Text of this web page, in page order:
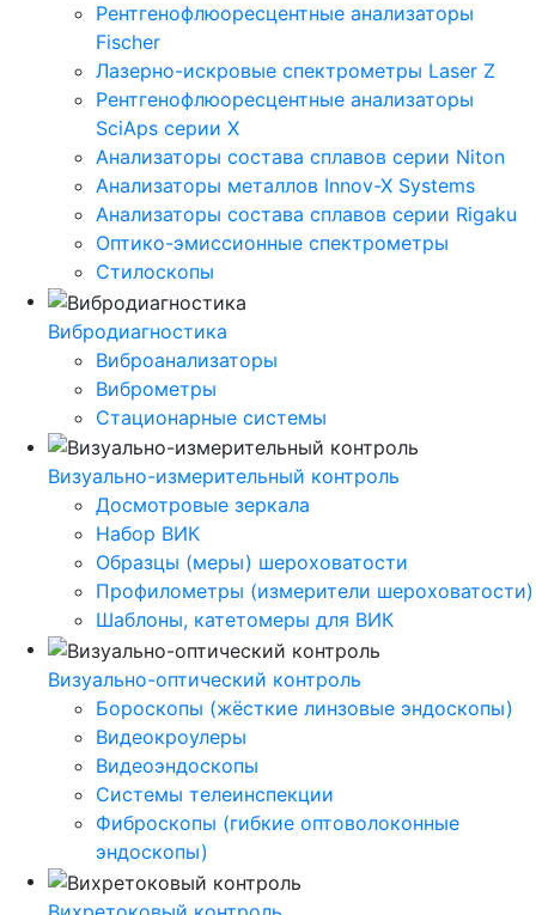
Рентгенофлюоресцентные анализаторы
Fischer
Лазерно-искровые спектрометры Laser Z
Рентгенофлюоресцентные анализаторы
SciAps серии Х
Анализаторы состава сплавов серии Niton
Анализаторы металлов Innov-X Systems
Анализаторы состава сплавов серии Rigaku
Оптико-эмиссионные спектрометры
Стилоскопы
Вибродиагностика
Виброанализаторы
Виброметры
Стационарные системы
Визуально-измерительный контроль
Досмотровые зеркала
Набор ВИК
Образцы (меры) шероховатости
Профилометры (измерители шероховатости)
Шаблоны, катетомеры для ВИК
Визуально-оптический контроль
Бороскопы (жёсткие линзовые эндоскопы)
Видеокроулеры
Видеоэндоскопы
Системы телеинспекции
Фиброскопы (гибкие оптоволоконные
эндоскопы)